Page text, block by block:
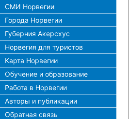
СМИ Норвегии
Города Норвегии
Губерния Акерсхус
Норвегия для туристов
Карта Норвегии
Обучение и образование
Работа в Норвегии
Авторы и публикации
Обратная связь